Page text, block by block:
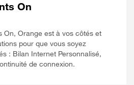
On
On, Orange est à vos côtés et
pour que vous soyez
: Bilan Internet Personnalisé,
de connexion.